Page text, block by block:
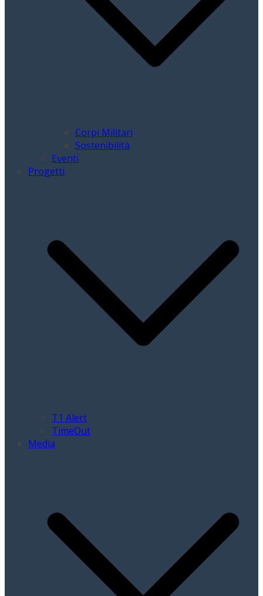
Corpi Militari
Sostenibilità
Eventi
Progetti
T1 Alert
TimeOut
Media